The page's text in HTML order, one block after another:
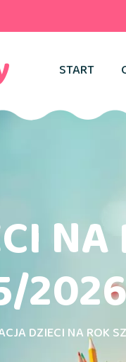
START
2026
DZIECI NA ROK